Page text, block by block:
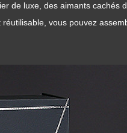
de luxe, des aimants cachés
vous pouvez